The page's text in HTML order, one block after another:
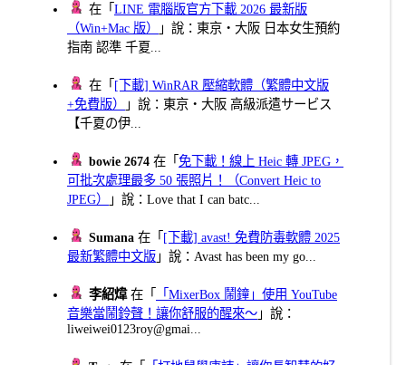
在「LINE 電腦版官方下載 2026 最新版
（Win+Mac 版）
」說：東京・大阪 日本女生預約
指南 認準 千夏...
在「 [下載] WinRAR 壓縮軟體（繁體中文版
+免費版）
」說：東京・大阪 高級派遣サービス
【千夏の伊...
bowie 2674 在「免下載！線上 Heic 轉 JPEG，
可批次處理最多 50 張照片！（Convert Heic to
JPEG）
」說：Love that I can batc...
Sumana 在「 [下載] avast! 免費防毒軟體 2025
最新繁體中文版 」說：Avast has been my go...
李紹煒在「
「MixerBox 鬧鐘」使用 YouTube
音樂當鬧鈴聲！讓你舒服的醒來～ 」說：
liweiwei0123roy@gmai...